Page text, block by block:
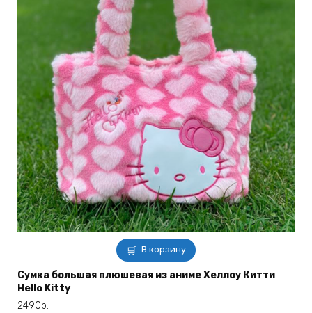
В корзину
Сумка большая плюшевая из аниме Хеллоу Китти
Hello Kitty
2490р.